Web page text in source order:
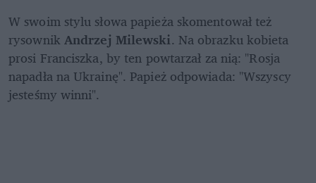
W swoim stylu słowa papieża skomentował też
rysownik Andrzej Milewski. Na obrazku kobieta
prosi Franciszka, by ten powtarzał za nią: "Rosja
napadła na Ukrainę". Papież odpowiada: "Wszyscy
jesteśmy winni".